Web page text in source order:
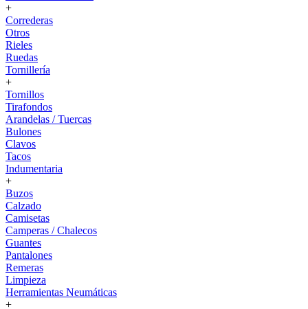
+
Correderas
Otros
Rieles
Ruedas
Tornillería
+
Tornillos
Tirafondos
Arandelas / Tuercas
Bulones
Clavos
Tacos
Indumentaria
+
Buzos
Calzado
Camisetas
Camperas / Chalecos
Guantes
Pantalones
Remeras
Limpieza
Herramientas Neumáticas
+